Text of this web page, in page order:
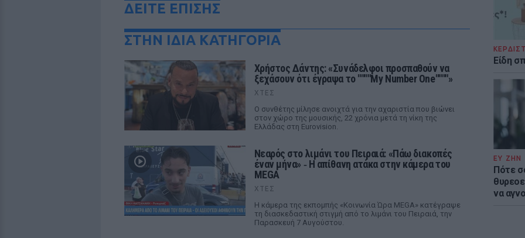
Είδη
ΕΥ ΖΗΝ
Πότε
να
ΔΕΙΤΕ ΕΠΙΣΗΣ
ΣΤΗΝ ΙΔΙΑ ΚΑΤΗΓΟΡΙΑ
Χρήστος Δάντης: «Συνάδελφοι προσπαθούν να
ξεχάσουν ότι έγραψα το """"My Number One""""»
ΧΤΕΣ
Ο συνθέτης μίλησε ανοιχτά για την αχαριστία που βιώνει
στον χώρο της μουσικής, 22 χρόνια μετά τη νίκη της
Ελλάδας στη Eurovision.
Νεαρός στο λιμάνι του Πειραιά: «Πάω διακοπές
έναν μήνα» ‑ Η απίθανη ατάκα στην κάμερα του
MEGA
ΧΤΕΣ
Η κάμερα της εκπομπής «Κοινωνία Ώρα MEGA» κατέγραψε
τη διασκεδαστική στιγμή από το λιμάνι του Πειραιά, την
Παρασκευή 7 Αυγούστου.